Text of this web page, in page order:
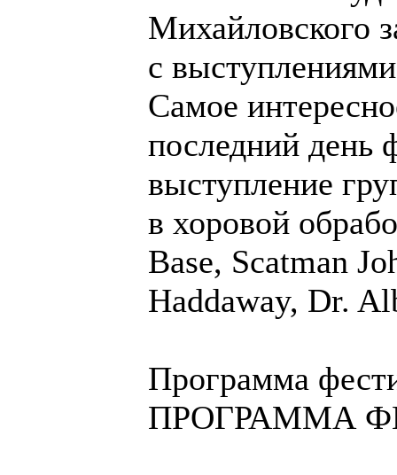
Михайловского
с
Самое
последний день
выступление
в хоровой
Base, Scatman
Haddaway, Dr.
Программа
ПРОГРАММА